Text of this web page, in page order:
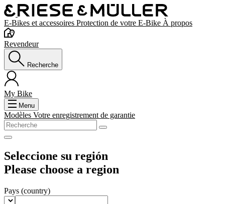
E-Bikes et accessoires Protection de votre E-Bike À propos
Revendeur
Recherche
My Bike
Menu
Modèles Votre enregistrement de garantie
Seleccione su región
Please choose a region
Pays (country)